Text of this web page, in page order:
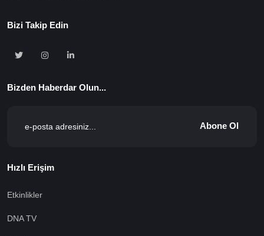
Bizi Takip Edin
Bizden Haberdar Olun...
Abone Ol
Hızlı Erişim
Etkinlikler
DNA TV